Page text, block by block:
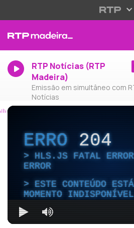
RTP Notícias (RTP
Madeira)
Emissão em simultâneo com
Notícias
ERRO204
HLS.JS FATAL
ERROR
ESTE CONTEÚDO
MOMENTO INDISPONÍVEL